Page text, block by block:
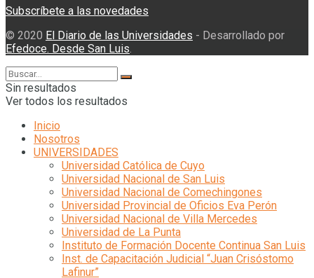
Subscríbete a las novedades
© 2020 El Diario de las Universidades - Desarrollado por
Efedoce. Desde San Luis
Sin resultados
Ver todos los resultados
Inicio
Nosotros
UNIVERSIDADES
Universidad Católica de Cuyo
Universidad Nacional de San Luis
Universidad Nacional de Comechingones
Universidad Provincial de Oficios Eva Perón
Universidad Nacional de Villa Mercedes
Universidad de La Punta
Instituto de Formación Docente Continua San Luis
Inst. de Capacitación Judicial “Juan Crisóstomo
Lafinur”